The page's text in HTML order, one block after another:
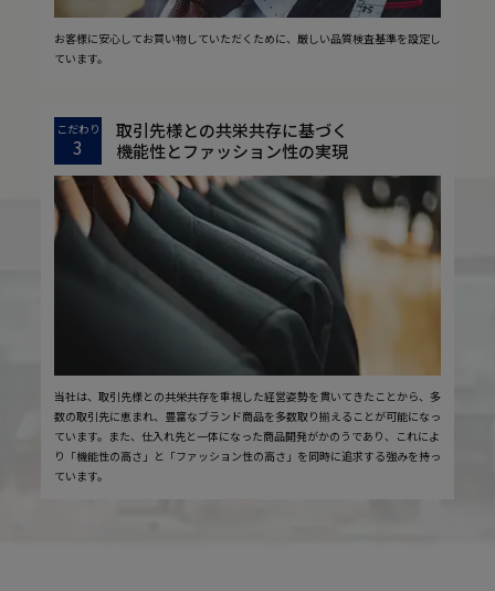
お客様に安心してお買い物していただくために、厳しい品質検査基準を設定し
ています。
こだわり
3
取引先様との共栄共存に基づく
機能性とファッション性の実現
当社は、取引先様との共栄共存を重視した経営姿勢を貫いてきたことから、多
数の取引先に恵まれ、豊富なブランド商品を多数取り揃えることが可能になっ
ています。また、仕入れ先と一体になった商品開発がかのうであり、これによ
り「機能性の高さ」と「ファッション性の高さ」を同時に追求する強みを持っ
ています。